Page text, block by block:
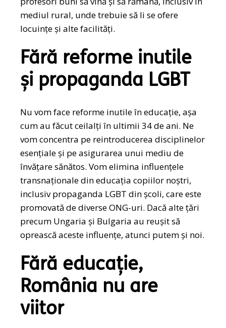
mediul rural, unde trebuie să li se ofere
locuințe și alte facilități.
Fără reforme inutile
și propaganda LGBT
Nu vom face reforme inutile în educație, așa
cum au făcut ceilalți în ultimii 34 de ani. Ne
vom concentra pe reintroducerea disciplinelor
esențiale și pe asigurarea unui mediu de
învățare sănătos. Vom elimina influențele
transnaționale din educația copiilor noștri,
inclusiv propaganda LGBT din școli, care este
promovată de diverse ONG-uri. Dacă alte țări
precum Ungaria și Bulgaria au reușit să
oprească aceste influențe, atunci putem și noi.
Fără educație,
România nu are
viitor